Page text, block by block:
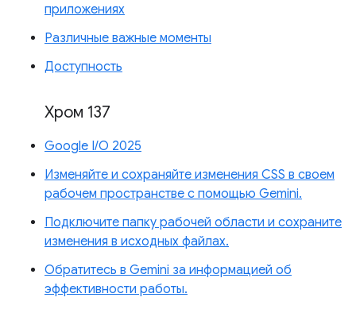
приложениях
Различные важные моменты
Доступность
Хром 137
Google I/O 2025
Изменяйте и сохраняйте изменения CSS в своем
рабочем пространстве с помощью Gemini.
Подключите папку рабочей области и сохраните
изменения в исходных файлах.
Обратитесь в Gemini за информацией об
эффективности работы.